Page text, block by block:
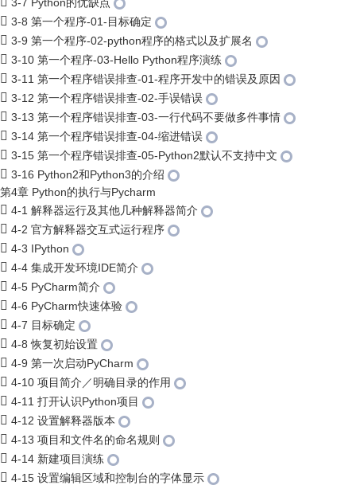
3-8 第一个程序-01-目标确定
3-9 第一个程序-02-python程序的格式以及扩展名
3-10 第一个程序-03-Hello Python程序演练
3-11 第一个程序错误排查-01-程序开发中的错误及原因
3-12 第一个程序错误排查-02-手误错误
3-13 第一个程序错误排查-03-一行代码不要做多件事情
3-14 第一个程序错误排查-04-缩进错误
3-15 第一个程序错误排查-05-Python2默认不支持中文
3-16 Python2和Python3的介绍
第4章 Python的执行与Pycharm
4-1 解释器运行及其他几种解释器简介
4-2 官方解释器交互式运行程序
4-3 IPython
4-4 集成开发环境IDE简介
4-5 PyCharm简介
4-6 PyCharm快速体验
4-7 目标确定
4-8 恢复初始设置
4-9 第一次启动PyCharm
4-10 项目简介／明确目录的作用
4-11 打开认识Python项目
4-12 设置解释器版本
4-13 项目和文件名的命名规则
4-14 新建项目演练
4-15 设置编辑区域和控制台的字体显示